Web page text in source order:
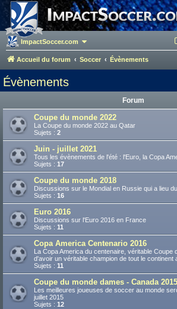
ImpactSoccer.com
Accueil du forum Soccer Évènements
Évènements
Forum
Coupe du monde 2022
La Coupe du monde 2022 au Qatar
Sujets : 2
Juin - juillet 2021
Tous les évènements de l'été : l'Euro, la Copa
Sujets : 17
Coupe du monde 2018
Discussions sur le Mondial en Russie qui a lieu
Sujets : 16
Euro 2016
Discussions sur l'Euro 2016 en France
Sujets : 11
Copa America Centenario 2016
La Copa America du centenaire, véritable Coupe
d'avoir un véritable champion de tout le continent
Sujets : 11
Coupe du monde dames - Canada 2015
Les meilleures joueuses de soccer au monde
juillet 2015
Sujets : 12